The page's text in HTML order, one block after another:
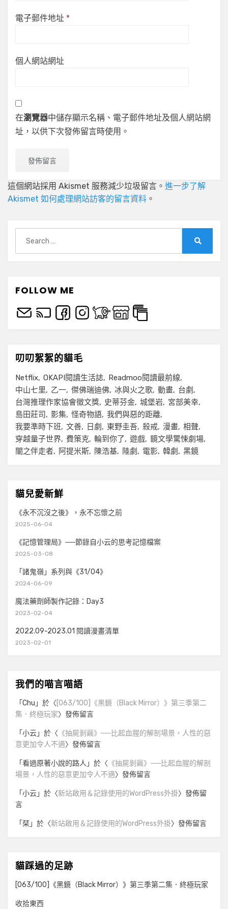
電子郵件地址 *
個人網站網址
在瀏覽器中儲存顯示名稱、電子郵件地址及個人網站網
址，以供下次發佈留言時使用。
這個網站採用 Akismet 服務減少垃圾留言。 進一步了解
Akismet 如何處理網站訪客的留言資料 。
for:
FOLLOW ME
叨叨絮絮的貓毛
Netflix OKAPI閱讀生活誌
Readmoo閱讀最前線
中山七里
乙一 傑佛瑞迪佛 冰與火之歌 動畫
台劇
台灣推理作家協會徵文獎
史蒂芬金 城堡岩
宮部美幸
島田莊司
影集 怪奇物語 我們與惡的距離
我要準時下班
文善 日劇 東野圭吾 殺戒 漫畫 相聲
穿越量子世界
費策克 輪到你了 遊戲 鏡文學驚悚劇場
闇之伴走者
阿提米斯 陳浩基 陸劇 電影 韓劇 黑鏡
貓兒愛新鮮
《永不沉沒之後》，永不忘懷之前
2025-06-04
《記憶管理局》──節錄自小云的思考記憶檔案
2025-03-08
「諸鬼嶺」系列與《31/04》
2024-06-09
魔法藥劑師製作記錄：Day3
2023-02-04
2022.09-2023.01 閱讀漫畫清單
2023-02-01
我們的喵言喵語
「Chu 」於〈 [063/100]《黑鏡（Black Mirror）》第三季第二
集．終極玩家〉發佈留言
「小云」於〈 《抽屍剝繭》──比起血腥的解剖場景，人性的惡
意更加令人不適〉發佈留言
「看過原著小說的路人 」於〈 《抽屍剝繭》──比起血腥的解剖
場景，人性的惡意更加令人不適〉發佈留言
「小云」於〈新站啟用＆記錄使用的WordPress外掛〉發佈留
言
「栞」於〈新站啟用＆記錄使用的WordPress外掛〉發佈留言
貓踩過的足跡
[063/100]《黑鏡（Black Mirror）》第三季第二集．終極玩家
收拾東西